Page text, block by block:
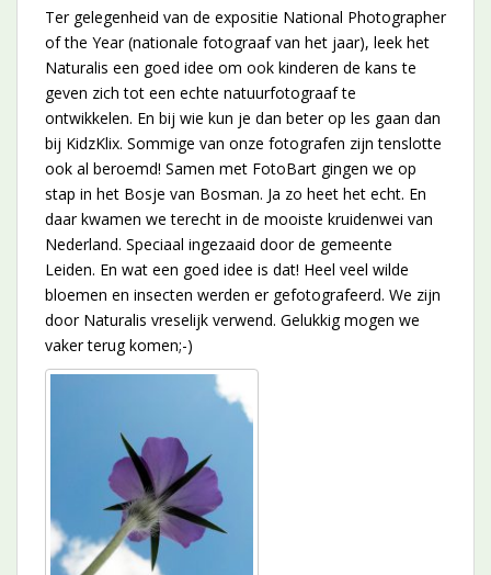
Ter gelegenheid van de expositie National Photographer
of the Year (nationale fotograaf van het jaar), leek het
Naturalis een goed idee om ook kinderen de kans te
geven zich tot een echte natuurfotograaf te
ontwikkelen. En bij wie kun je dan beter op les gaan dan
bij KidzKlix. Sommige van onze fotografen zijn tenslotte
ook al beroemd! Samen met FotoBart gingen we op
stap in het Bosje van Bosman. Ja zo heet het echt. En
daar kwamen we terecht in de mooiste kruidenwei van
Nederland. Speciaal ingezaaid door de gemeente
Leiden. En wat een goed idee is dat! Heel veel wilde
bloemen en insecten werden er gefotografeerd. We zijn
door Naturalis vreselijk verwend. Gelukkig mogen we
vaker terug komen;-)